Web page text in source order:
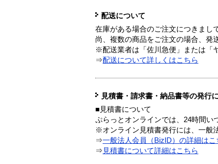
配送について
在庫がある場合のご注文につきまし
尚、複数の商品をご注文の場合、発
※配送業者は「佐川急便」または「
⇒配送について詳しくはこちら
見積書・請求書・納品書等の発行
■見積書について
ぷらっとオンラインでは、24時間い
※オンライン見積書発行には、一般
⇒一般法人会員（BizID）の詳細はこ
⇒ 見積書について詳細はこちら